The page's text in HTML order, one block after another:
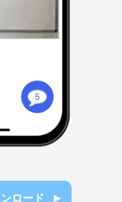
ロード